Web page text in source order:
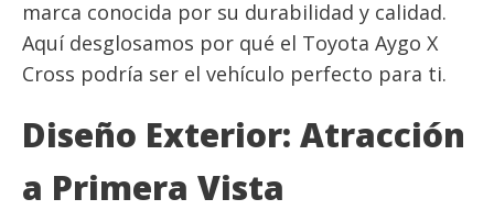
marca conocida por su durabilidad y calidad.
Aquí desglosamos por qué el Toyota Aygo X
Cross podría ser el vehículo perfecto para ti.
Diseño Exterior: Atracción
a Primera Vista